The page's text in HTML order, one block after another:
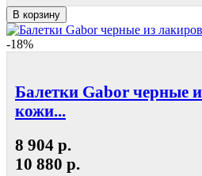
В корзину
-18%
Балетки Gabor черные
кожи...
8 904 р.
10 880 р.